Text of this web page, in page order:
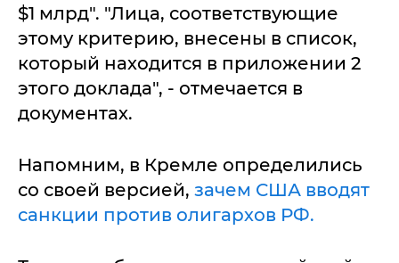
$1 млрд". "Лица, соответствующие
этому критерию, внесены в список,
который находится в приложении 2
этого доклада", - отмечается в
документах.
Напомним, в Кремле определились
со своей версией, зачем США вводят
санкции против олигархов РФ.